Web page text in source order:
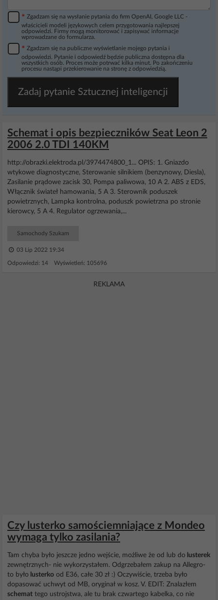
* Zgadzam się na wysłanie pytania do firm OpenAI, Google LLC -
właścicieli modeli językowych celem przygotowania najlepszej
odpowiedzi. Firmy mogą monitorować i zapisywać informacje
wprowadzane do formularza.
* Zgadzam się na publiczne wyświetlanie mojego pytania i
odpowiedzi. Pytanie i odpowiedź będzie publiczna dostępna dla
wszystkich osób. Proces może potrwać kilka minut. Po zakończeniu
procesu nastąpi przekierowanie na stronę z odpowiedzią.
Zadaj pytanie Sztucznej inteligencji
Schemat i opis bezpieczników Seat Leon 2
2006 2.0 TDI 140KM
http://obrazki.elektroda.pl/3974474800_1... OPIS: 1. Gniazdo
wtykowe diagnostyczne, Sterowanie silnikiem (benzynowy, Diesla),
Zasilanie prądowe zacisk 30, Pompa paliwowa, 10 A 2. ABS z EDS,
Włącznik świateł hamowania, 5 A 3. Sterownik poduszek
powietrznych, Lampka kontrolna, poduszk powietrzna po stronie
kierowcy, 5 A 4. Regulator ogrzewania,...
Samochody Szukam
03 Lip 2022 19:34
Odpowiedzi: 14 Wyświetleń: 105696
REKLAMA
Czy lusterko samościemniające z Mondeo
wymaga tylko zasilania?
Tam chyba było jeszcze jedno wejście, możliwe że od lub do lusterek
zewnętrznych- nie wykorzystałem. Odgrzebałem zakup na Allegro-
to było lusterko od E36, całe 30 zł :) Oczywiście, trzeba było
dopasować uchwyt od MB, oryginał w kosz. V. EDIT: Znalazłem
schemat tego ustrojstwa, ale tu brak czwartego kabelka, co nie